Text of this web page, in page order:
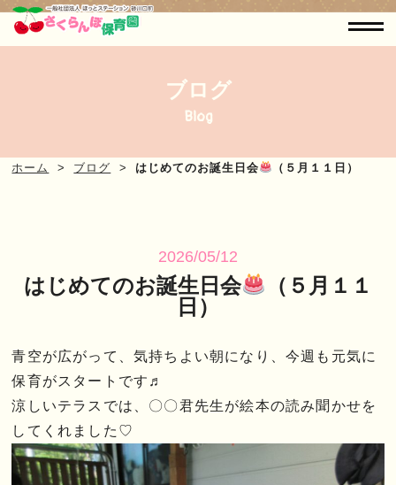
ブログ
Blog
ホーム ブログ はじめてのお誕生日会 （５月１１日）
2026/05/12
はじめてのお誕生日会
（５月１１
日）
青空が広がって、気持ちよい朝になり、今週も元気に
保育がスタートです♬
涼しいテラスでは、〇〇君先生が絵本の読み聞かせを
してくれました♡